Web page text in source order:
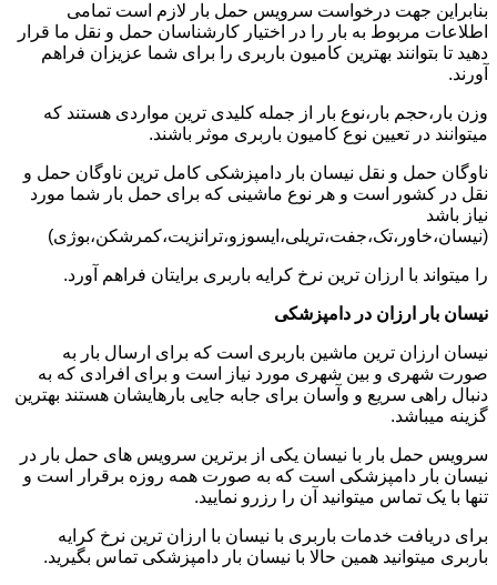
بنابراین جهت درخواست سرویس حمل بار لازم است تمامی
اطلاعات مربوط به بار را در اختیار کارشناسان حمل و نقل ما قرار
دهید تا بتوانند بهترین کامیون باربری را برای شما عزیزان فراهم
آورند.
وزن بار،حجم بار،نوع بار از جمله کلیدی ترین مواردی هستند که
میتوانند در تعیین نوع کامیون باربری موثر باشند.
ناوگان حمل و نقل نیسان بار دامپزشکی کامل ترین ناوگان حمل و
نقل در کشور است و هر نوع ماشینی که برای حمل بار شما مورد
نیاز باشد
(نیسان،خاور،تک،جفت،تریلی،ایسوزو،ترانزیت،کمرشکن،بوژی)
را میتواند با ارزان ترین نرخ کرایه باربری برایتان فراهم آورد.
نیسان بار ارزان در دامپزشکی
نیسان ارزان ترین ماشین باربری است که برای ارسال بار به
صورت شهری و بین شهری مورد نیاز است و برای افرادی که به
دنبال راهی سریع و وآسان برای جابه جایی بارهایشان هستند بهترین
گزینه میباشد.
سرویس حمل بار با نیسان یکی از برترین سرویس های حمل بار در
نیسان بار دامپزشکی است که به صورت همه روزه برقرار است و
تنها با یک تماس میتوانید آن را رزرو نمایید.
برای دریافت خدمات باربری با نیسان با ارزان ترین نرخ کرایه
باربری میتوانید همین حالا با نیسان بار دامپزشکی تماس بگیرید.